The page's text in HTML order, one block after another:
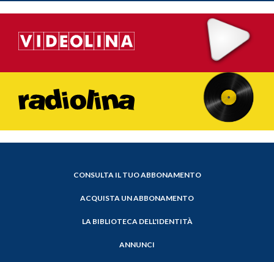
CONSULTA IL TUO ABBONAMENTO
ACQUISTA UN ABBONAMENTO
LA BIBLIOTECA DELL'IDENTITÀ
ANNUNCI